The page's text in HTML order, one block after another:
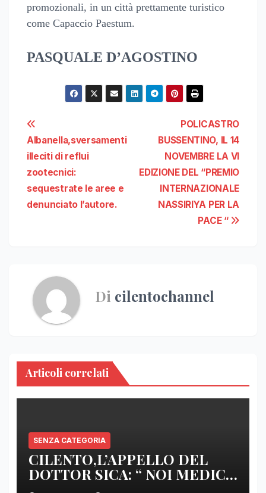
promozionali, in un città prettamente turistico
come Capaccio Paestum.
PASQUALE D’AGOSTINO
Navigazione
articoli
POLICASTRO
BUSSENTINO, IL 14
NOVEMBRE LA VI
EDIZIONE DEL “PREMIO
INTERNAZIONALE
NASSIRIYA PER LA
PACE “
Albanella,sversamenti
illeciti di reflui
zootecnici:
sequestrate le aree e
denunciato l’autore.
Di cilentochannel
Articoli correlati
SENZA CATEGORIA
CILENTO,L’APPELLO DEL
DOTTOR SICA: “ NOI MEDICI
DI BASE SIAMO SENZA ARMI